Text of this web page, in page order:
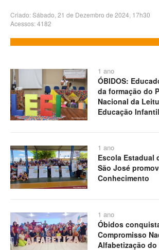
Criado: Sábado, 21 de Dezembro de 2024, 17h30
Acessos: 4182
1 ano
ÓBIDOS:
da formação do
Nacional da
Educação Infantil
1 ano
Escola Estadual
São José
Conhecimento
1 ano
Óbidos
Compromisso
Alfabetização do